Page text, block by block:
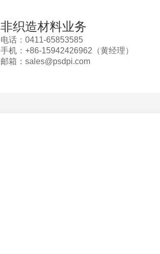
非织造材料业务
电话：0411-65853585
手机：+86-15942426962（黄经理）
邮箱：sales@psdpi.com